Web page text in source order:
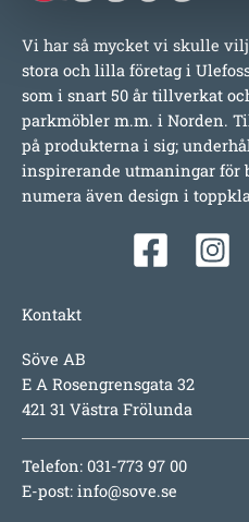
Vi har så mycket vi skulle
stora och lilla företag i
som i snart 50 år tillverkat
parkmöbler m.m. i Norden.
på produkterna i sig;
inspirerande utmaningar för
numera även design i
Kontakt
Söve AB
E A Rosengrensgata 32
421 31 Västra Frölunda
Telefon: 031-773 97 00
E-post: info@sove.se